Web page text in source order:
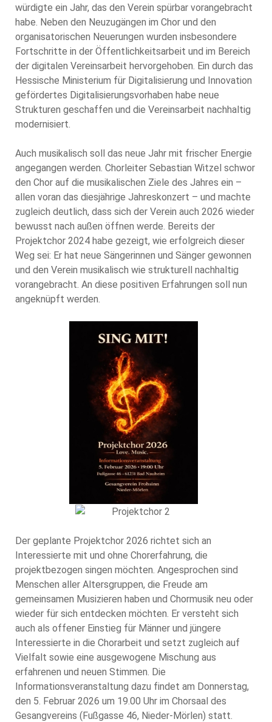
würdigte ein Jahr, das den Verein spürbar vorangebracht
habe. Neben den Neuzugängen im Chor und den
organisatorischen Neuerungen wurden insbesondere
Fortschritte in der Öffentlichkeitsarbeit und im Bereich
der digitalen Vereinsarbeit hervorgehoben. Ein durch das
Hessische Ministerium für Digitalisierung und Innovation
gefördertes Digitalisierungsvorhaben habe neue
Strukturen geschaffen und die Vereinsarbeit nachhaltig
modernisiert.
Auch musikalisch soll das neue Jahr mit frischer Energie
angegangen werden. Chorleiter Sebastian Witzel schwor
den Chor auf die musikalischen Ziele des Jahres ein –
allen voran das diesjährige Jahreskonzert – und machte
zugleich deutlich, dass sich der Verein auch 2026 wieder
bewusst nach außen öffnen werde. Bereits der
Projektchor 2024 habe gezeigt, wie erfolgreich dieser
Weg sei: Er hat neue Sängerinnen und Sänger gewonnen
und den Verein musikalisch wie strukturell nachhaltig
vorangebracht. An diese positiven Erfahrungen soll nun
angeknüpft werden.
Der geplante Projektchor 2026 richtet sich an
Interessierte mit und ohne Chorerfahrung, die
projektbezogen singen möchten. Angesprochen sind
Menschen aller Altersgruppen, die Freude am
gemeinsamen Musizieren haben und Chormusik neu oder
wieder für sich entdecken möchten. Er versteht sich
auch als offener Einstieg für Männer und jüngere
Interessierte in die Chorarbeit und setzt zugleich auf
Vielfalt sowie eine ausgewogene Mischung aus
erfahrenen und neuen Stimmen. Die
Informationsveranstaltung dazu findet am Donnerstag,
den 5. Februar 2026 um 19.00 Uhr im Chorsaal des
Gesangvereins (Fußgasse 46, Nieder-Mörlen) statt.